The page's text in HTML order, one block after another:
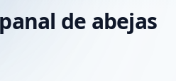
de abejas